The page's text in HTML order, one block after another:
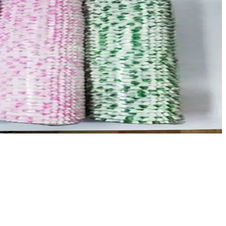
estetik ve ekonomik çözümler sunar.
ve görsel açıdan çekici kekler hazırlayın.
daha eğlenceli hale getirir.